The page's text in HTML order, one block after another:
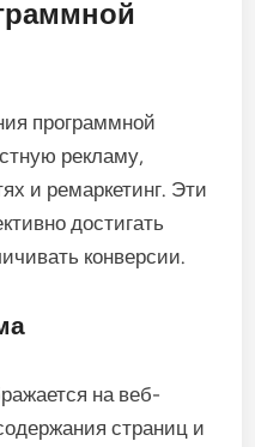
программной
рекламу,
и ремаркетинг. Эти
достигать
конверсии.
на веб-
страниц и